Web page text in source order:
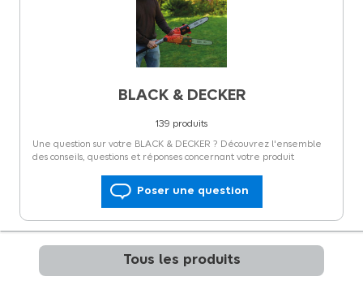
BLACK & DECKER
139 produits
Une question sur votre BLACK & DECKER ? Découvrez l'ensemble
des conseils, questions et réponses concernant votre produit
Poser une question
Tous les produits